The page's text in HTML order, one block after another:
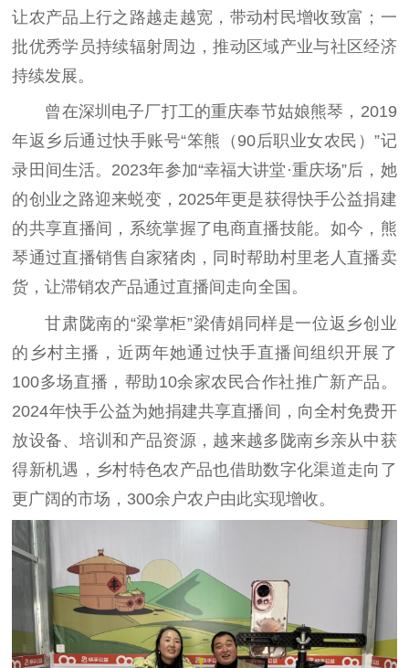
让农产品上行之路越走越宽，带动村民增收致富；一
批优秀学员持续辐射周边，推动区域产业与社区经济
持续发展。
曾在深圳电子厂打工的重庆奉节姑娘熊琴，2019
年返乡后通过快手账号“笨熊（90后职业女农民）”记
录田间生活。2023年参加“幸福大讲堂·重庆场”后，她
的创业之路迎来蜕变，2025年更是获得快手公益捐建
的共享直播间，系统掌握了电商直播技能。如今，熊
琴通过直播销售自家猪肉，同时帮助村里老人直播卖
货，让滞销农产品通过直播间走向全国。
甘肃陇南的“梁掌柜”梁倩娟同样是一位返乡创业
的乡村主播，近两年她通过快手直播间组织开展了
100多场直播，帮助10余家农民合作社推广新产品。
2024年快手公益为她捐建共享直播间，向全村免费开
放设备、培训和产品资源，越来越多陇南乡亲从中获
得新机遇，乡村特色农产品也借助数字化渠道走向了
更广阔的市场，300余户农户由此实现增收。